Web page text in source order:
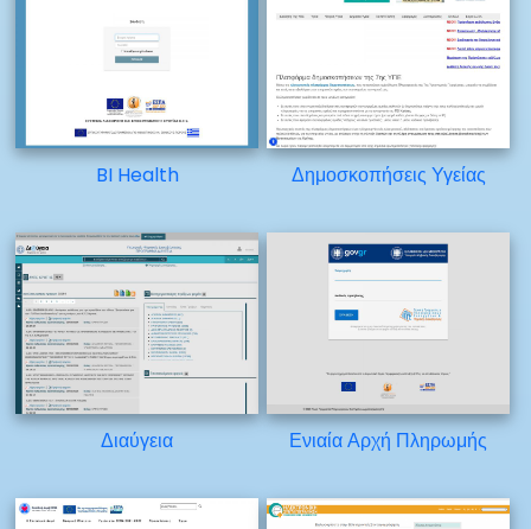
BI Health Δημοσκοπήσεις Υγείας
Διαύγεια Ενιαία Αρχή Πληρωμής